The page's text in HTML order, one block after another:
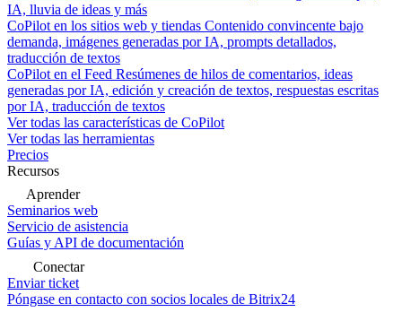
IA, lluvia de ideas y más
CoPilot en los sitios web y tiendas Contenido convincente bajo
demanda, imágenes generadas por IA, prompts detallados,
traducción de textos
CoPilot en el Feed Resúmenes de hilos de comentarios, ideas
generadas por IA, edición y creación de textos, respuestas escritas
por IA, traducción de textos
Ver todas las características de CoPilot
Ver todas las herramientas
Precios
Recursos
Aprender
Seminarios web
Servicio de asistencia
Guías y API de documentación
Conectar
Enviar ticket
Póngase en contacto con socios locales de Bitrix24